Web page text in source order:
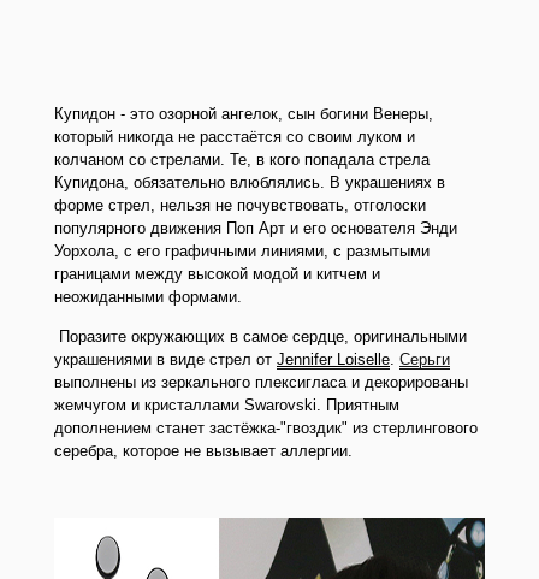
Купидон - это озорной ангелок, сын богини Венеры,
который никогда не расстаётся со своим луком и
колчаном со стрелами. Те, в кого попадала стрела
Купидона, обязательно влюблялись. В украшениях в
форме стрел, нельзя не почувствовать, отголоски
популярного движения Поп Арт и его основателя Энди
Уорхола, с его графичными линиями, с размытыми
границами между высокой модой и китчем и
неожиданными формами.
Поразите окружающих в самое сердце, оригинальными
украшениями в виде стрел от Jennifer Loiselle Серьги
выполнены из зеркального плексигласа и декорированы
жемчугом и кристаллами Swarovski. Приятным
дополнением станет застёжка-"гвоздик" из стерлингового
серебра, которое не вызывает аллергии.